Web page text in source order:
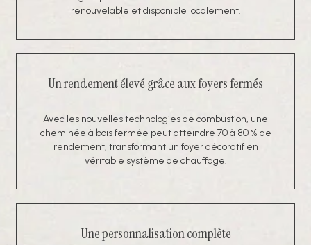
renouvelable et disponible localement.
Un rendement élevé grâce aux foyers fermés
Avec les nouvelles technologies de combustion, une
cheminée à bois fermée peut atteindre 70 à 80 % de
rendement, transformant un foyer décoratif en
véritable système de chauffage.
Une personnalisation complète